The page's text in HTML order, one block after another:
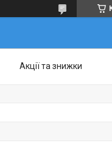
Акції та знижки